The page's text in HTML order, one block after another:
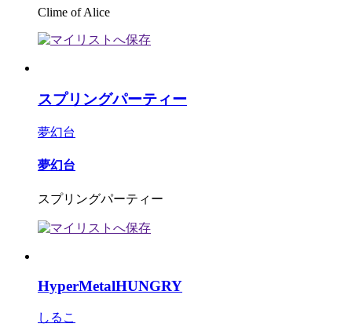
Clime of Alice
スプリングパーティー
夢幻台
夢幻台
スプリングパーティー
HyperMetalHUNGRY
しるこ